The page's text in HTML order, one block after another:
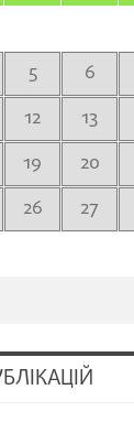
5 6
12 13
19 20
26 27